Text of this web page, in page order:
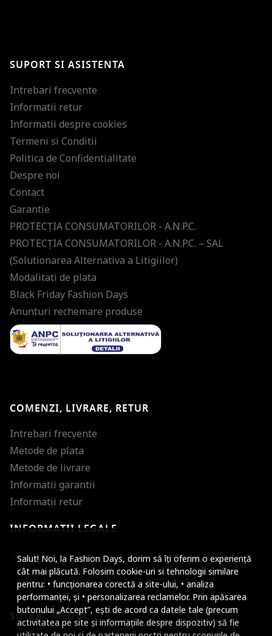
Salut! Noi, la Fashion Days, dorim să îți oferim o experiență
cât mai plăcută. Folosim cookie-uri si tehnologii similare
pentru: • funcționarea corectă a site-ului, • analiza
performanței, și • personalizarea reclamelor. Prin apăsarea
butonului „Accept”, ești de acord ca datele tale (precum
activitatea pe site și informațiile despre dispozitiv) să fie
ultimele tendinte in moda!
SUPORT SI ASISTENTA
Intrebari frecvente
Informatii retur
Informatii despre cookies
Termeni si Conditii
Politica de Confidentialitate
Despre noi
Contact
Garantie
PROTECŢIA CONSUMATORILOR - A.N.P.C.
PROTECŢIA CONSUMATORILOR - A.N.P.C. – SAL
(Solutionarea Alternativa a Litigiilor)
Modalitati de plata
Black Friday Fashion Days
Anunturi rechemare produse
COMENZI, LIVRARE, RETUR
Intrebari frecvente
Metode de plata
Metode de livrare
Informatii garantii
Informatii retur
INFORMATII LEGALE
Informatii utile
SOCIAL MEDIA
Micsoreaza
Mareste spatierea
Micsoreaza